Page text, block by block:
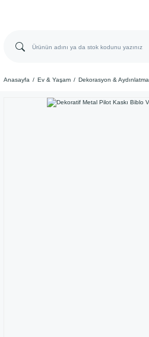
Anasayfa Ev & Yaşam Dekorasyon & Aydınlatma